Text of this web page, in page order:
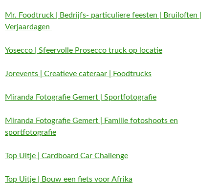
Mr. Foodtruck | Bedrijfs- particuliere feesten | Bruiloften |
Verjaardagen
Yosecco | Sfeervolle Prosecco truck op locatie
Jorevents | Creatieve cateraar | Foodtrucks
Miranda Fotografie Gemert | Sportfotografie
Miranda Fotografie Gemert | Familie fotoshoots en
sportfotografie
Top Uitje | Cardboard Car Challenge
Top Uitje | Bouw een fiets voor Afrika